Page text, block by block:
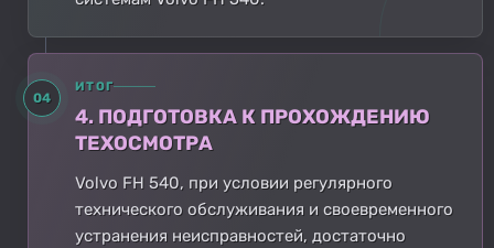
04
ИТОГ
4. ПОДГОТОВКА К ПРОХОЖДЕНИЮ
ТЕХОСМОТРА
Volvo FH 540, при условии регулярного
технического обслуживания и своевременного
устранения неисправностей, достаточно